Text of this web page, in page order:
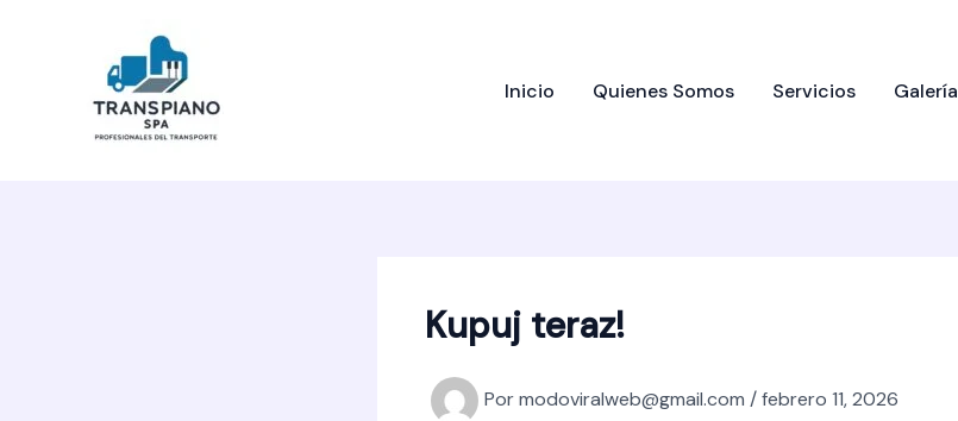
Inicio Quienes Somos Servicios Galería
Kupuj teraz!
Pormodoviralweb@gmail.com /febrero 11, 2026